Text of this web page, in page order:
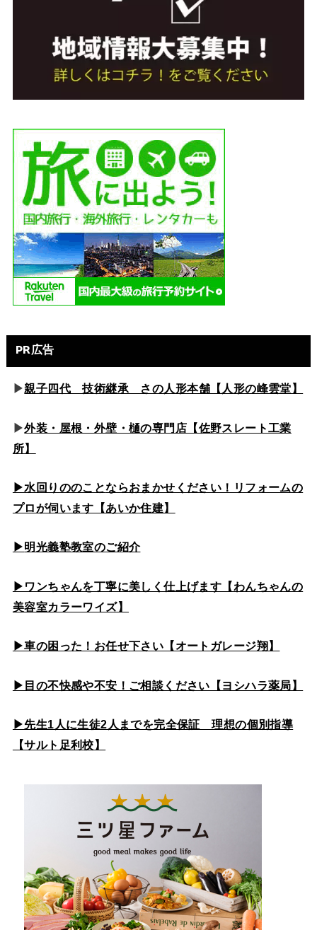
PR広告
▶親子四代 技術継承 さの人形本舗【人形の峰雲堂】
▶外装・屋根・外壁・樋の専門店【佐野スレート工業
所】
▶水回りののことならおまかせください！リフォームの
プロが伺います【あいか住建】
▶明光義塾教室のご紹介
▶ワンちゃんを丁寧に美しく仕上げます【わんちゃんの
美容室カラーワイズ】
▶車の困った！お任せ下さい【オートガレージ翔】
▶目の不快感や不安！ご相談ください【ヨシハラ薬局】
▶先生1人に生徒2人までを完全保証 理想の個別指導
【サルト足利校】